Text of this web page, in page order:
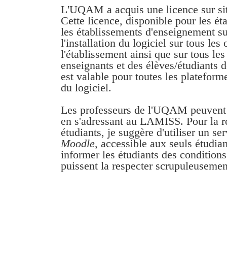
L'UQAM a acquis une licence sur
Cette licence, disponible pour les
les établissements d'enseignement
l'installation du logiciel sur tous les
l'établissement ainsi que sur tous
enseignants et des élèves/étudiants
est valable pour toutes les
du logiciel.
Les professeurs de l'UQAM
en s'adressant au LAMISS. Pour la
étudiants, je suggère d'utiliser un
Moodle, accessible aux seuls
informer les étudiants des
puissent la respecter